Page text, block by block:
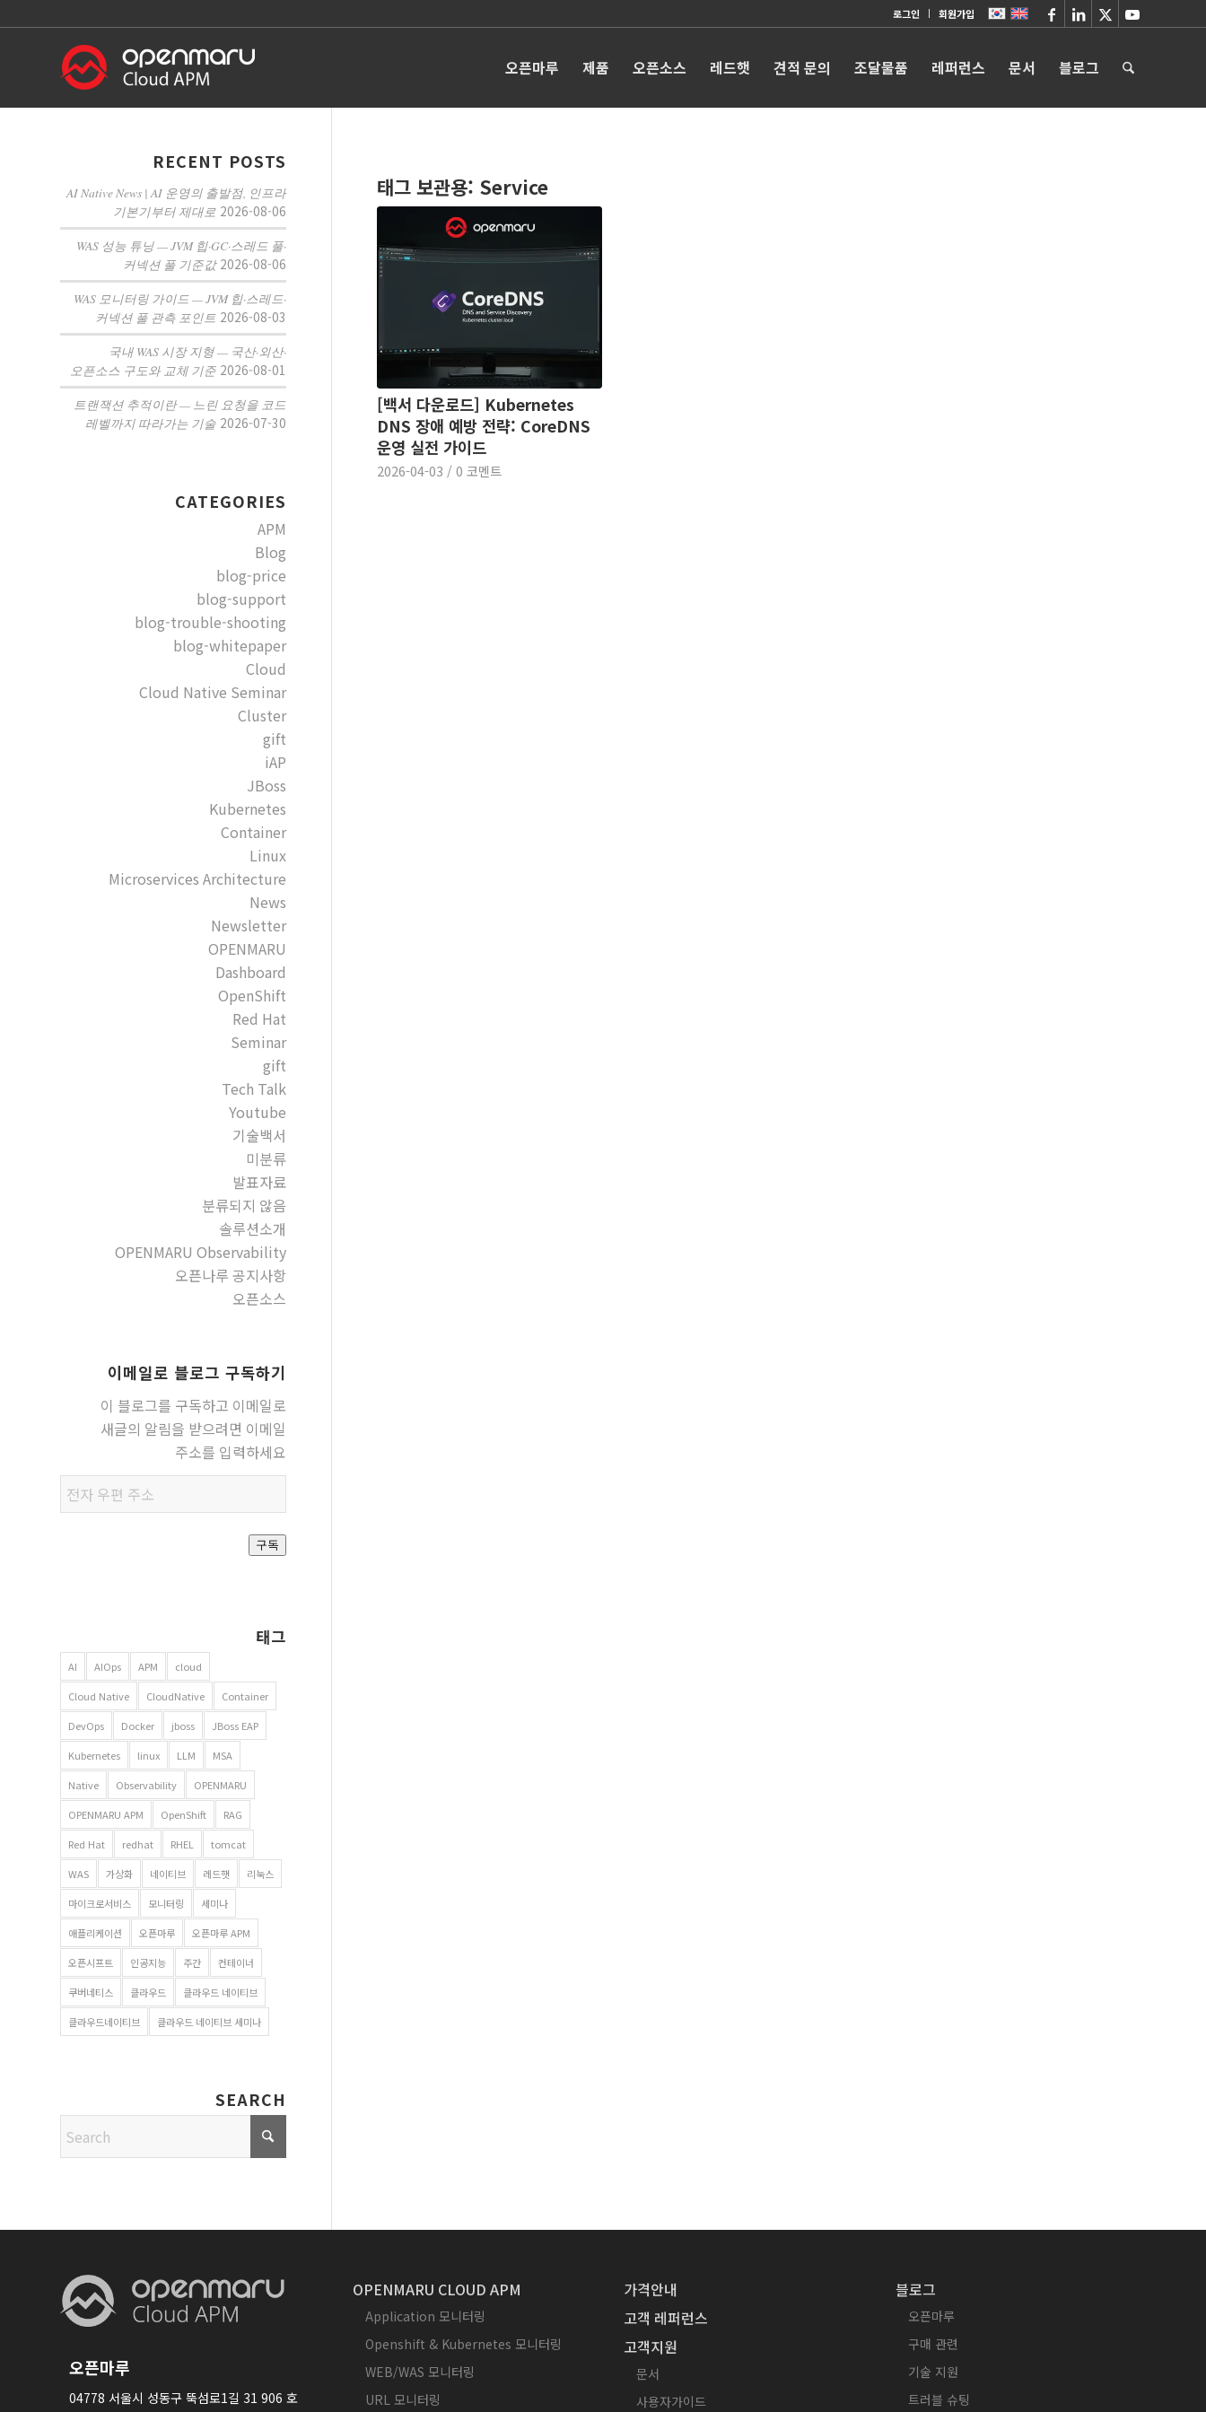
로그인 회원가입
오픈마루 제품 오픈소스 레드햇 견적 문의 조달물품 레퍼런스 문서 블로그
태그 보관용: Service
[백서 다운로드] Kubernetes
DNS 장애 예방 전략: CoreDNS
운영 실전 가이드
2026-04-03 / 0 코멘트
RECENT POSTS
AI Native News | AI 운영의 출발점, 인프라
기본기부터 제대로 2026-08-06
WAS 성능 튜닝 — JVM 힙·GC·스레드 풀·
커넥션 풀 기준값 2026-08-06
WAS 모니터링 가이드 — JVM 힙·스레드·
커넥션 풀 관측 포인트 2026-08-03
국내 WAS 시장 지형 — 국산·외산·
오픈소스 구도와 교체 기준 2026-08-01
트랜잭션 추적이란 — 느린 요청을 코드
레벨까지 따라가는 기술 2026-07-30
CATEGORIES
APM
Blog
blog-price
blog-support
blog-trouble-shooting
blog-whitepaper
Cloud
Cloud Native Seminar
Cluster
gift
iAP
JBoss
Kubernetes
Container
Linux
Microservices Architecture
News
Newsletter
OPENMARU
Dashboard
OpenShift
Red Hat
Seminar
gift
Tech Talk
Youtube
기술백서
미분류
발표자료
분류되지 않음
솔루션소개
OPENMARU Observability
오픈나루 공지사항
오픈소스
이메일로 블로그 구독하기
이 블로그를 구독하고 이메일로
새글의 알림을 받으려면 이메일
주소를 입력하세요
우편
주소
구독
태그
AI AIOps APM cloud
Cloud Native CloudNative Container
DevOps Docker jboss JBoss EAP
Kubernetes linux LLM MSA
Native Observability OPENMARU
OPENMARU APM OpenShift RAG
Red Hat redhat RHEL tomcat
WAS 가상화 네이티브 레드햇 리눅스
마이크로서비스 모니터링 세미나
애플리케이션 오픈마루 오픈마루 APM
오픈시프트 인공지능 주간 컨테이너
쿠버네티스 클라우드 클라우드 네이티브
클라우드네이티브 클라우드 네이티브 세미나
SEARCH
오픈마루
04778 서울시 성동구 뚝섬로1길 31 906 호
OPENMARU CLOUD APM
Application 모니터링
Openshift & Kubernetes 모니터링
WEB/WAS 모니터링
URL 모니터링
가격안내
고객 레퍼런스
고객지원
문서
사용자가이드
블로그
오픈마루
구매 관련
기술 지원
트러블 슈팅